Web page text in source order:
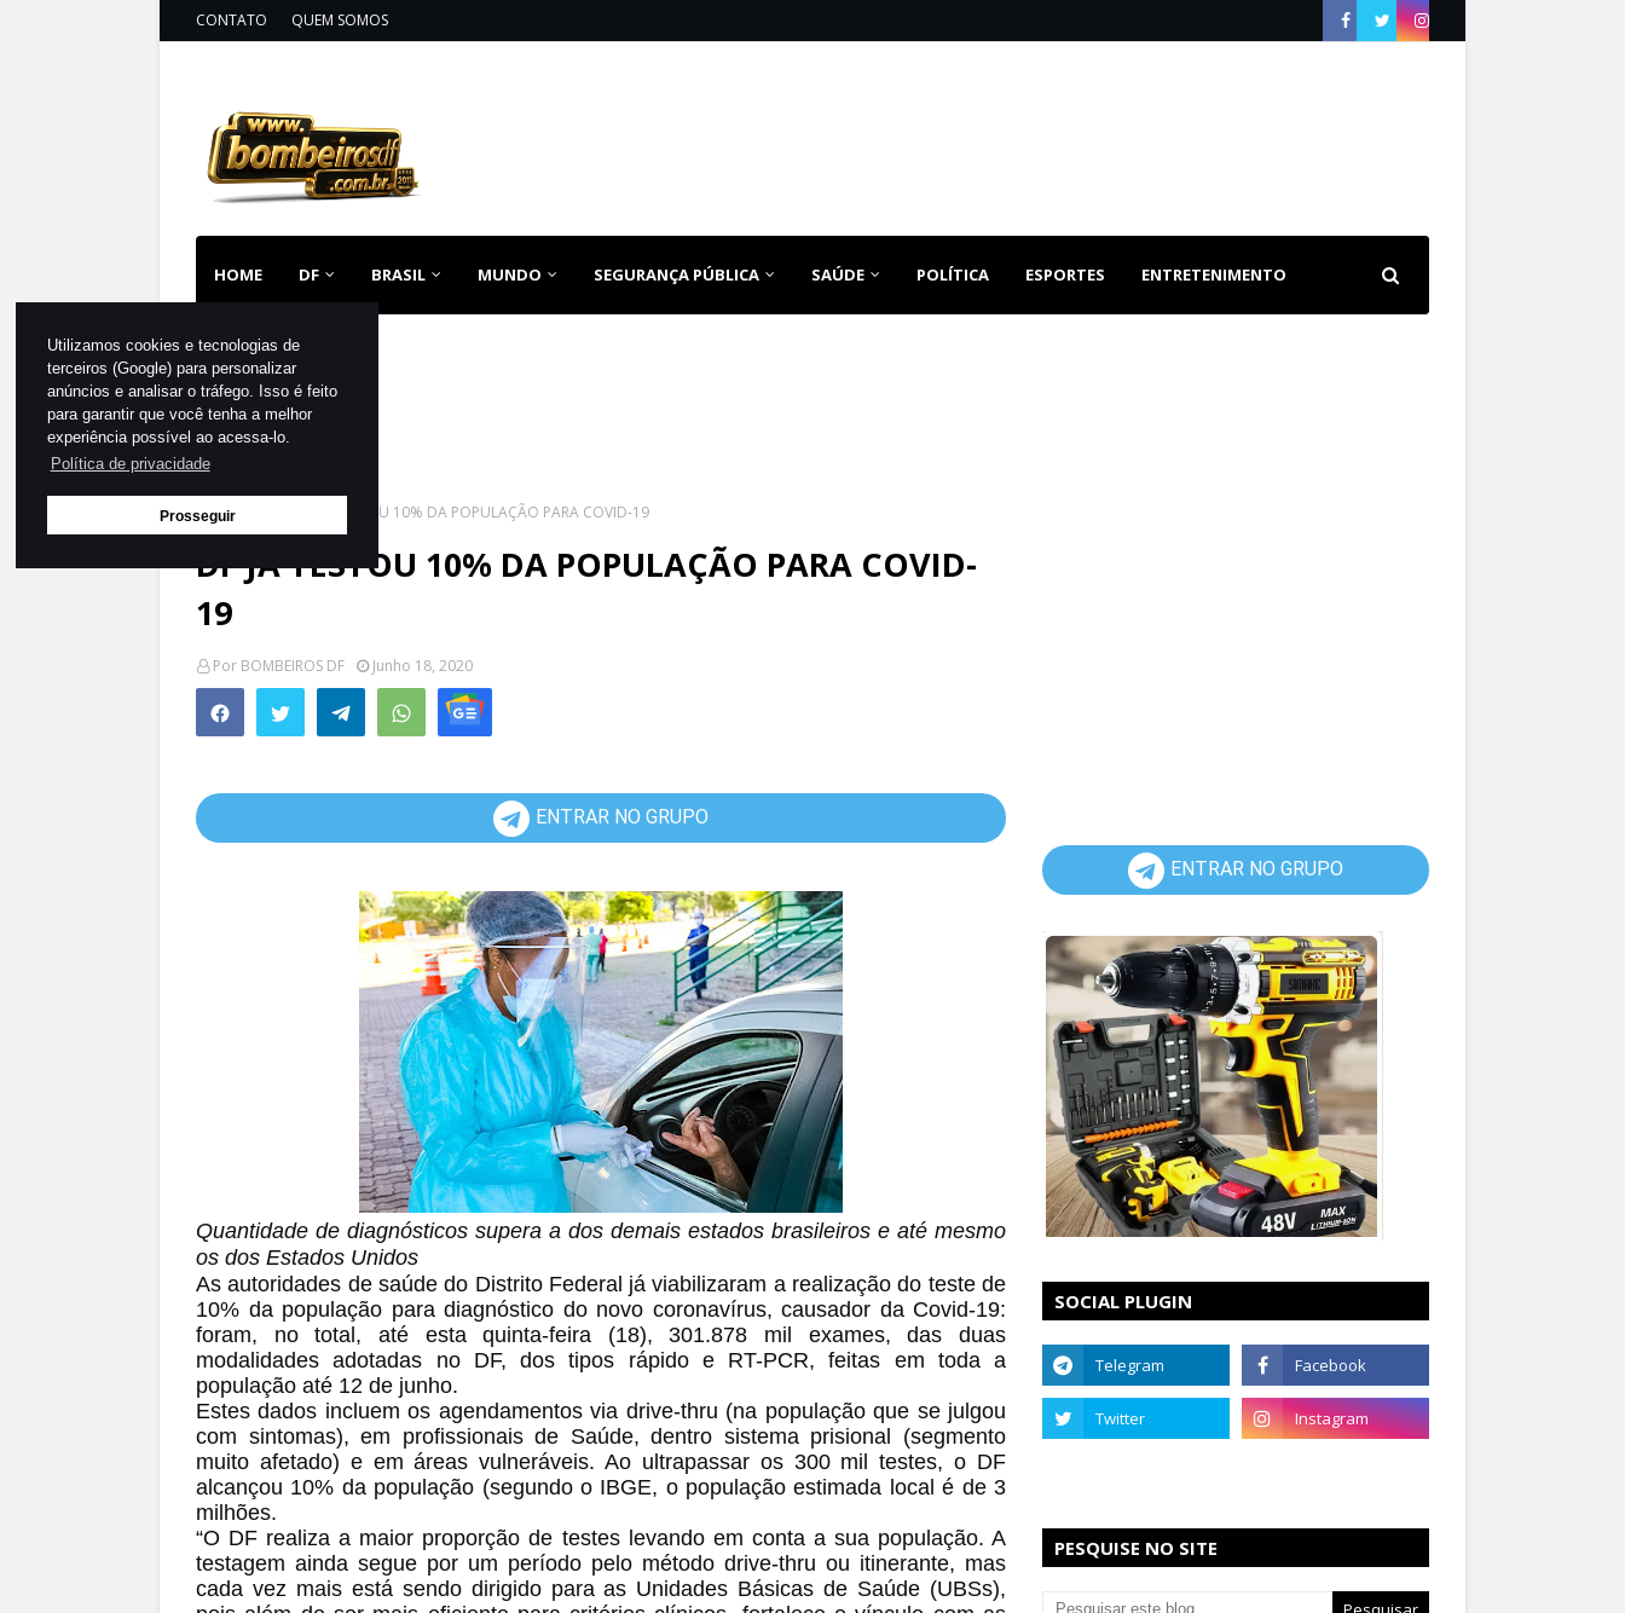
Utilizamos cookies e tecnologias de
terceiros (Google) para personalizar
anúncios e analisar o tráfego. Isso é feito
para garantir que você tenha a melhor
experiência possível ao acessa-lo.
Política de privacidade
Prosseguir
CONTATO QUEM SOMOS
HOME DF BRASIL MUNDO SEGURANÇA PÚBLICA SAÚDE POLÍTICA ESPORTES ENTRETENIMENTO
Página inicial DF JÁ TESTOU 10% DA POPULAÇÃO PARA COVID-19
DF JÁ TESTOU 10% DA POPULAÇÃO PARA COVID-
19
Por BOMBEIROS DF Junho 18, 2020
ENTRAR NO GRUPO
Quantidade de diagnósticos supera a dos demais estados brasileiros e até mesmo
os dos Estados Unidos
As autoridades de saúde do Distrito Federal já viabilizaram a realização do teste de
10% da população para diagnóstico do novo coronavírus, causador da Covid-19:
foram, no total, até esta quinta-feira (18), 301.878 mil exames, das duas
modalidades adotadas no DF, dos tipos rápido e RT-PCR, feitas em toda a
população até 12 de junho.
Estes dados incluem os agendamentos via drive-thru (na população que se julgou
com sintomas), em profissionais de Saúde, dentro sistema prisional (segmento
muito afetado) e em áreas vulneráveis. Ao ultrapassar os 300 mil testes, o DF
alcançou 10% da população (segundo o IBGE, o população estimada local é de 3
milhões.
“O DF realiza a maior proporção de testes levando em conta a sua população. A
testagem ainda segue por um período pelo método drive-thru ou itinerante, mas
cada vez mais está sendo dirigido para as Unidades Básicas de Saúde (UBSs),
ENTRAR NO GRUPO
SOCIAL PLUGIN
PESQUISE NO SITE